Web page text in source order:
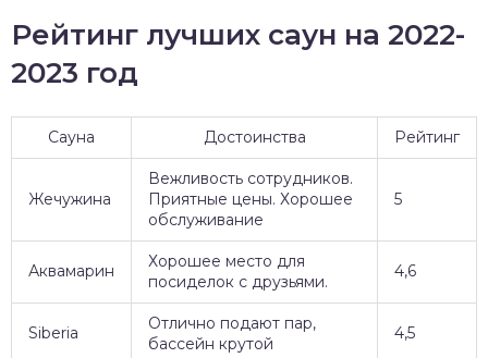
Рейтинг лучших саун на 2022-
2023 год
Сауна Достоинства Рейтинг
Жечужина
Вежливость сотрудников.
Приятные цены. Хорошее
обслуживание
5
Аквамарин
Хорошее место для
посиделок с друзьями.
4,6
Siberia
Отлично подают пар,
бассейн крутой
4,5